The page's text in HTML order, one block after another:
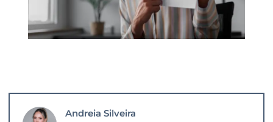
Andreia Silveira